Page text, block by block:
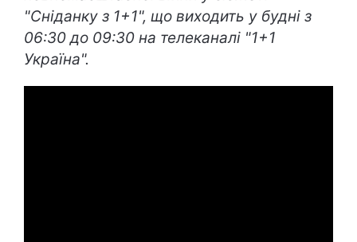
"Сніданку з 1+1", що виходить у будні з
06:30 до 09:30 на телеканалі "1+1
Україна".